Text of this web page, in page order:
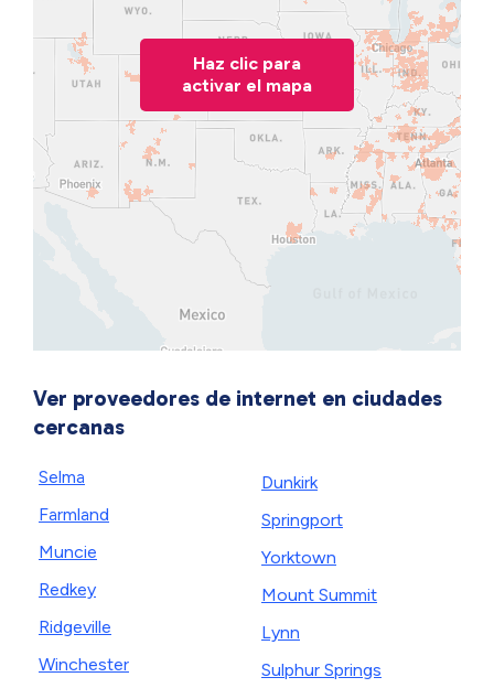
Haz clic para
activar el mapa
Ver proveedores de internet en ciudades
cercanas
Selma
Farmland
Muncie
Redkey
Ridgeville
Winchester
Dunkirk
Springport
Yorktown
Mount Summit
Lynn
Sulphur Springs